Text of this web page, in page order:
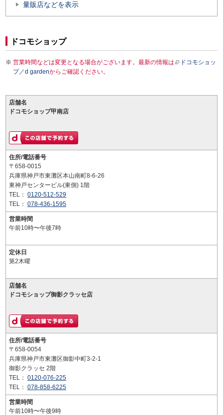
量販店などを表示
ドコモショップ
営業時間などは変更となる場合がございます。最新の情報は
ドコモショッ
プ／d gardenからご確認ください。
店舗名
ドコモショップ甲南店
住所/電話番号
〒658-0015
兵庫県神戸市東灘区本山南町8-6-26
東神戸センタービル(東側) 1階
TEL： 0120-512-529
TEL： 078-436-1595
営業時間
午前10時〜午後7時
定休日
第2木曜
店舗名
ドコモショップ御影クラッセ店
住所/電話番号
〒658-0054
兵庫県神戸市東灘区御影中町3-2-1
御影クラッセ 2階
TEL： 0120-076-225
TEL： 078-858-6225
営業時間
午前10時〜午後9時